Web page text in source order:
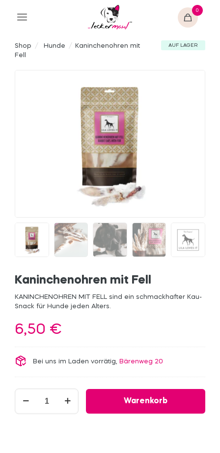
0
Shop / Hunde /
Kaninchenohren mit
Fell
AUF LAGER
Kaninchenohren mit Fell
KANINCHENOHREN MIT FELL sind ein schmackhafter Kau-
Snack für Hunde jeden Alters.
6,50 €
Bei uns im Laden vorrätig, Bärenweg 20
Kaninchenohren
mit
Fell
Warenkorb